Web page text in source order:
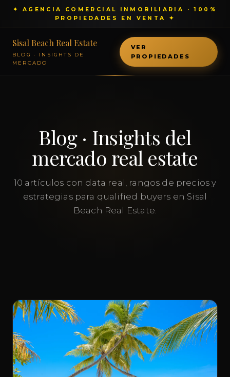
✦ AGENCIA COMERCIAL INMOBILIARIA · 100%
PROPIEDADES EN VENTA ✦
Sisal Beach Real Estate
BLOG · INSIGHTS DE
MERCADO
VER
PROPIEDADES
Blog · Insights del
mercado real estate
10 artículos con data real, rangos de precios y
estrategias para qualified buyers en Sisal
Beach Real Estate.